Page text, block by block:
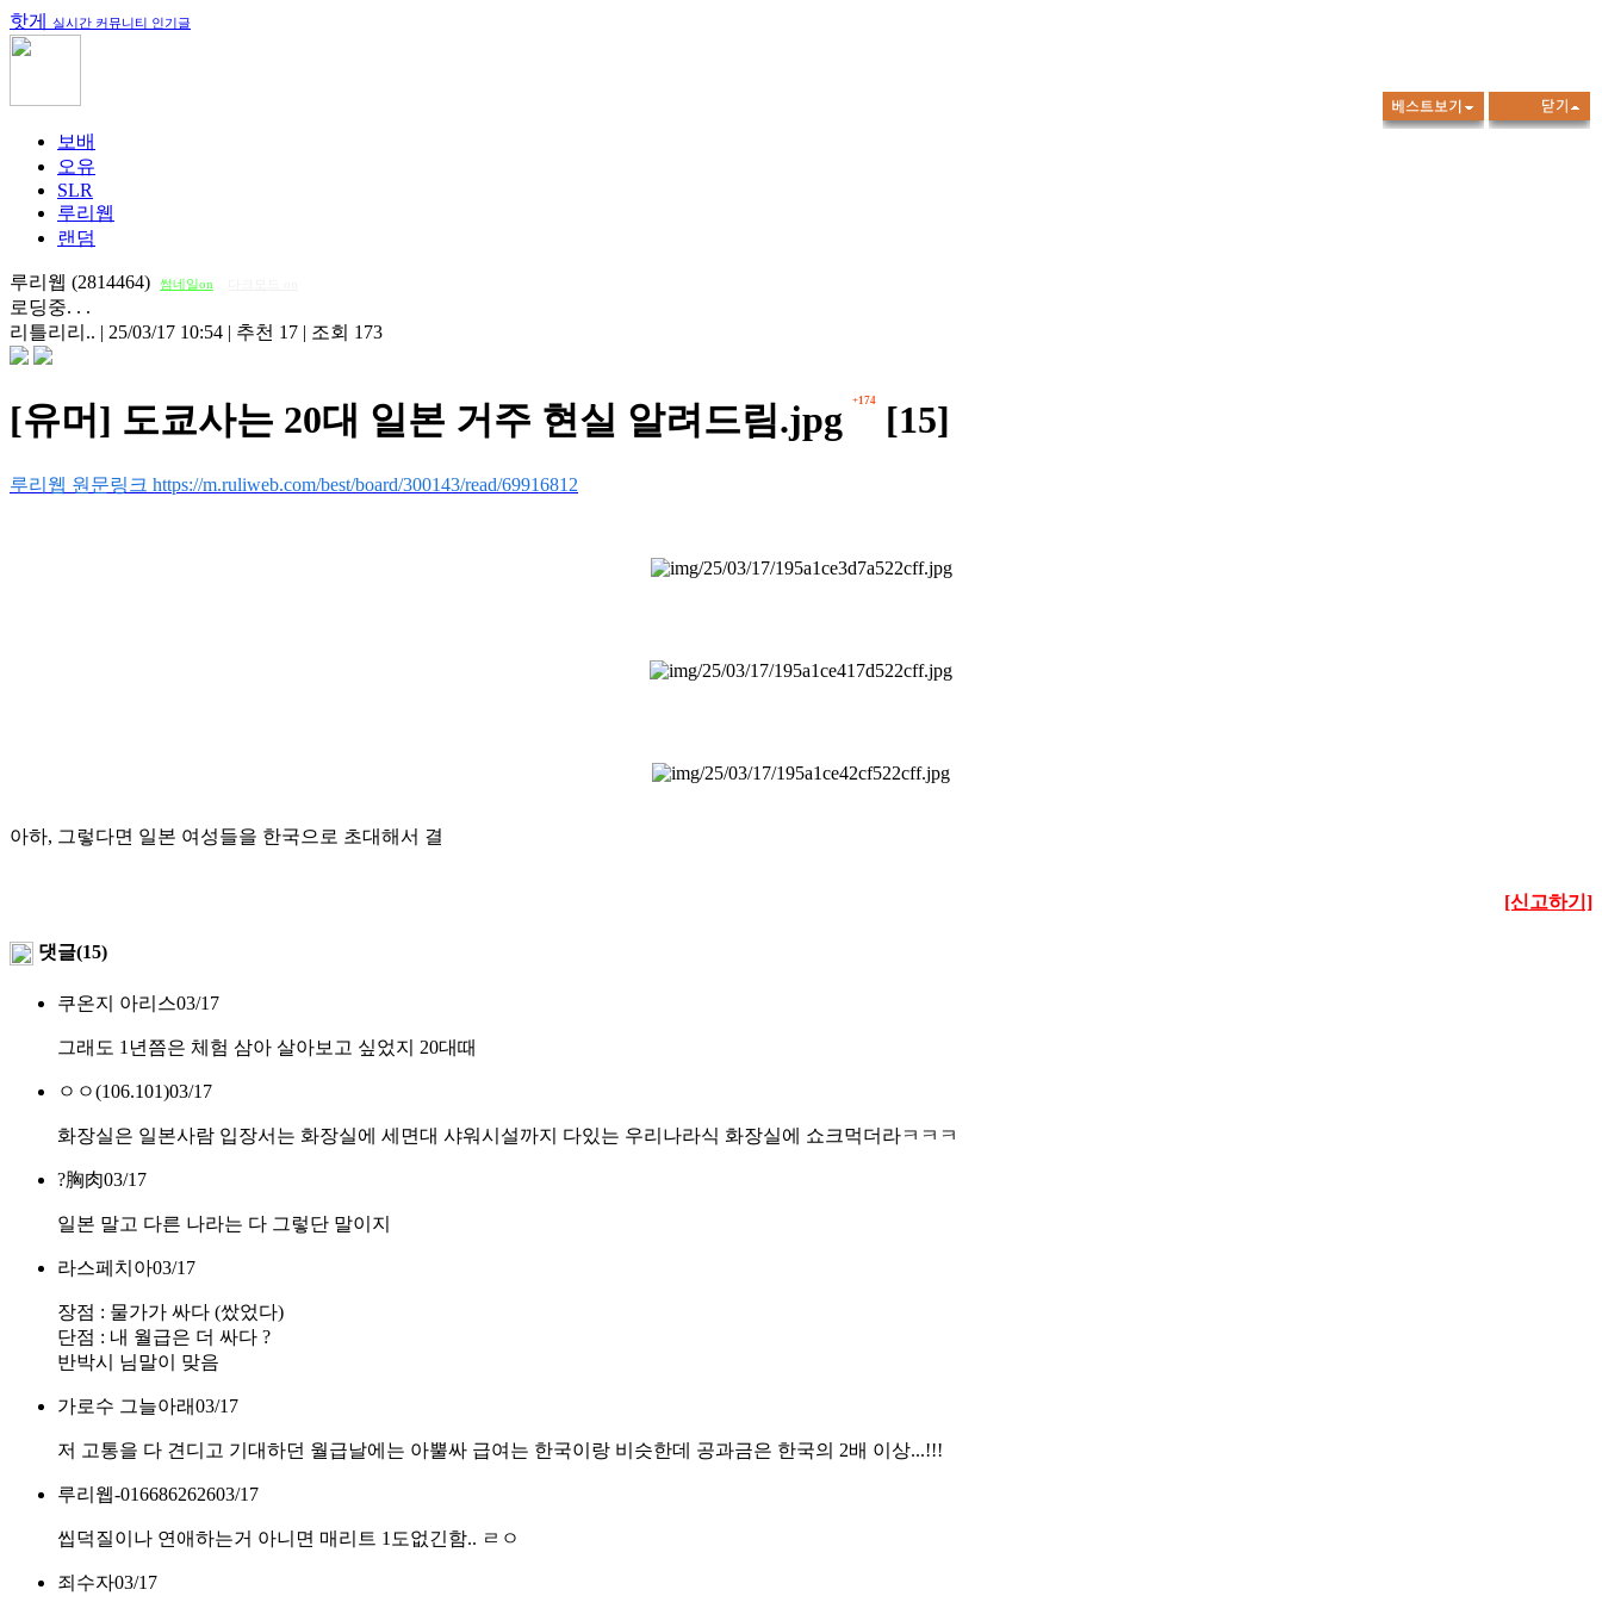
핫게 실시간 커뮤니티 인기글
보배
오유
SLR
루리웹
랜덤
루리웹 (2814464) 썸네일on
로딩중. . .
리틀리리.. | 25/03/17 10:54 | 추천 17 | 조회 173
[유머] 도쿄사는 20대 일본 거주 현실 알려드림.jpg +174 [15]
루리웹 원문링크 https://m.ruliweb.com/best/board/300143/read/69916812
아하, 그렇다면 일본 여성들을 한국으로 초대해서 결
[신고하기]
댓글(15)
쿠온지 아리스03/17
그래도 1년쯤은 체험 삼아 살아보고 싶었지 20대때
ㅇㅇ(106.101)03/17
화장실은 일본사람 입장서는 화장실에 세면대 샤워시설까지 다있는 우리나라식 화장실에 쇼크먹더라ㅋㅋㅋ
?胸肉03/17
일본 말고 다른 나라는 다 그렇단 말이지
라스페치아03/17
장점 : 물가가 싸다 (쌌었다)
단점 : 내 월급은 더 싸다 ?
반박시 님말이 맞음
가로수 그늘아래03/17
저 고통을 다 견디고 기대하던 월급날에는 아뿔싸 급여는 한국이랑 비슷한데 공과금은 한국의 2배 이상...!!!
루리웹-016686262603/17
씹덕질이나 연애하는거 아니면 매리트 1도없긴함.. ㄹㅇ
죄수자03/17